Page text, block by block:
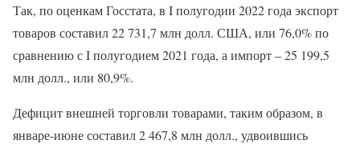
Так, по оценкам Госстата, в I полугодии 2022 года экспорт
товаров составил 22 731,7 млн ​​долл. США, или 76,0% по
сравнению с I полугодием 2021 года, а импорт – 25 199,5
млн долл., или 80,9%.
Дефицит внешней торговли товарами, таким образом, в
январе-июне составил 2 467,8 млн долл., удвоившись